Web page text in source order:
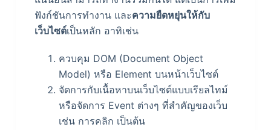
ฟังก์ชันการทำงาน และความยืดหยุ่นให้กับ
เว็บไซต์เป็นหลัก อาทิเช่น
ควบคุม DOM (Document Object
Model) หรือ Element บนหน้าเว็บไซต์
จัดการกับเนื้อหาบนเว็บไซต์แบบเรียลไทม์
หรือจัดการ Event ต่างๆ ที่สำคัญของเว็บ
เช่น การคลิก เป็นต้น